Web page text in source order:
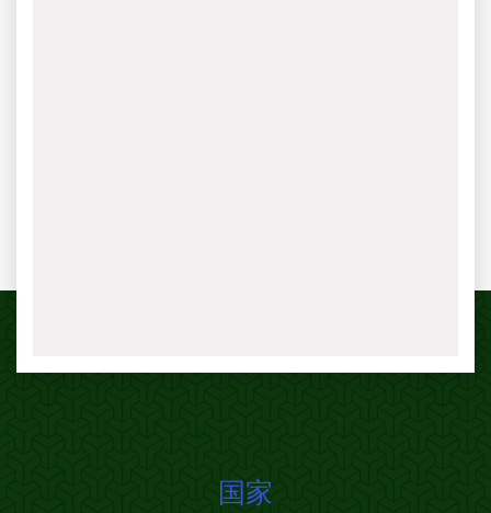
国家